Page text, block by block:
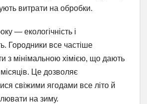
витрати на обробки.
— екологічність і
Городники все частіше
з мінімальною хімією, що дають
Це дозволяє
свіжими ягодами все літо й
на зиму.